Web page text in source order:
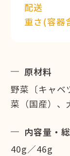
配送
重さ(容器
原材料
野菜〔キャベ
菜（国産）、
内容量・
40g／46g